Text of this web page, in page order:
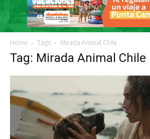
Home Tags Mirada Animal Chile
Tag: Mirada Animal Chile